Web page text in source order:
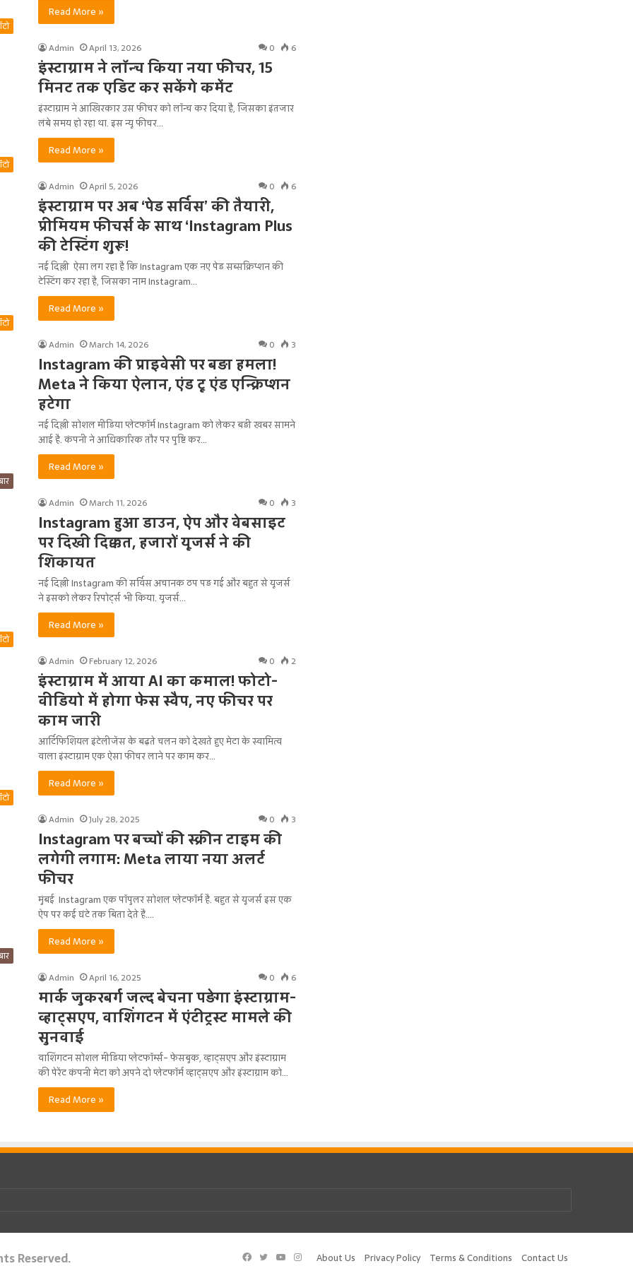
Read More »
Admin
April 13, 2026 0 6
इंस्टाग्राम ने लॉन्च किया नया फीचर, 15
मिनट तक एडिट कर सकेंगे कमेंट
इंस्टाग्राम ने आखिरकार उस फीचर को लॉन्च कर दिया है, जिसका इंतजार
लंबे समय हो रहा था. इस न्यू फीचर…
Read More »
Admin
April 5, 2026 0 6
इंस्टाग्राम पर अब ‘पेड सर्विस’ की तैयारी,
प्रीमियम फीचर्स के साथ ‘Instagram Plus
की टेस्टिंग शुरू!
नई दिल्ली ऐसा लग रहा है कि Instagram एक नए पेड सब्सक्रिप्शन की
टेस्टिंग कर रहा है, जिसका नाम Instagram…
Read More »
Admin
March 14, 2026 0 3
Instagram की प्राइवेसी पर बड़ा हमला!
Meta ने किया ऐलान, एंड टू एंड एन्क्रिप्शन
हटेगा
नई दिल्ली सोशल मीडिया प्लेटफॉर्म Instagram को लेकर बड़ी खबर सामने
आई है. कंपनी ने आधिकारिक तौर पर पुष्टि कर…
Read More »
Admin
March 11, 2026 0 3
Instagram हुआ डाउन, ऐप और वेबसाइट
पर दिखी दिक्कत, हजारों यूजर्स ने की
शिकायत
नई दिल्ली Instagram की सर्विस अचानक ठप पड़ गईं और बहुत से यूजर्स
ने इसको लेकर रिपोर्ट्स भी किया. यूजर्स…
Read More »
Admin
February 12, 2026 0 2
इंस्टाग्राम में आया AI का कमाल! फोटो-
वीडियो में होगा फेस स्वैप, नए फीचर पर
काम जारी
आर्टिफिशियल इंटेलीजेंस के बढ़ते चलन को देखते हुए मेटा के स्वामित्व
वाला इंस्टाग्राम एक ऐसा फीचर लाने पर काम कर…
Read More »
Admin
July 28, 2025 0 3
Instagram पर बच्चों की स्क्रीन टाइम की
लगेगी लगाम: Meta लाया नया अलर्ट
फीचर
मुंबई Instagram एक पॉपुलर सोशल प्लेटफॉर्म है. बहुत से यूजर्स इस एक
ऐप पर कई घंटे तक बिता देते हैं.…
Read More »
Admin
April 16, 2025 0 6
मार्क जुकरबर्ग जल्द बेचना पड़ेगा इंस्टाग्राम-
व्हाट्सएप, वाशिंगटन में एंटीट्रस्ट मामले की
सुनवाई
वाशिंगटन सोशल मीडिया प्लेटफॉर्म्स- फेसबुक, व्हाट्सएप और इंस्टाग्राम
की पेरेंट कंपनी मेटा को अपने दो प्लेटफॉर्म व्हाट्सएप और इंस्टाग्राम को…
Read More »
Reserved. About Us Privacy Policy Terms & Conditions Contact Us
FacebookTwitter
YouTube
Instagram